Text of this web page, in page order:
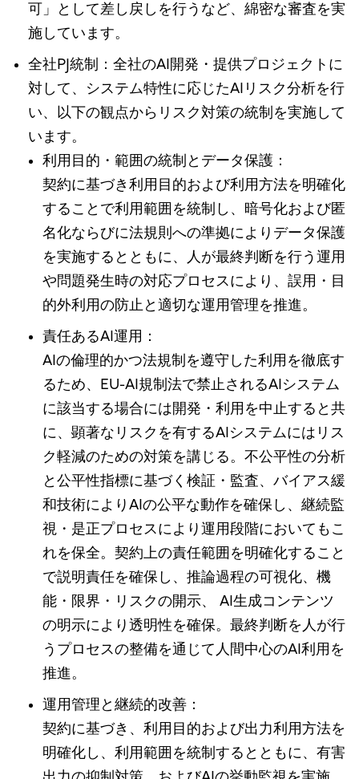
可」として差し戻しを行うなど、綿密な審査を実
施しています。
全社PJ統制：全社のAI開発・提供プロジェクトに
対して、システム特性に応じたAIリスク分析を行
い、以下の観点からリスク対策の統制を実施して
います。
利用目的・範囲の統制とデータ保護：
契約に基づき利用目的および利用方法を明確化
することで利用範囲を統制し、暗号化および匿
名化ならびに法規則への準拠によりデータ保護
を実施するとともに、人が最終判断を行う運用
や問題発生時の対応プロセスにより、誤用・目
的外利用の防止と適切な運用管理を推進。
責任あるAI運用：
AIの倫理的かつ法規制を遵守した利用を徹底す
るため、EU-AI規制法で禁止されるAIシステム
に該当する場合には開発・利用を中止すると共
に、顕著なリスクを有するAIシステムにはリス
ク軽減のための対策を講じる。不公平性の分析
と公平性指標に基づく検証・監査、バイアス緩
和技術によりAIの公平な動作を確保し、継続監
視・是正プロセスにより運用段階においてもこ
れを保全。契約上の責任範囲を明確化すること
で説明責任を確保し、推論過程の可視化、機
能・限界・リスクの開示、 AI生成コンテンツ
の明示により透明性を確保。最終判断を人が行
うプロセスの整備を通じて人間中心のAI利用を
推進。
運用管理と継続的改善：
契約に基づき、利用目的および出力利用方法を
明確化し、利用範囲を統制するとともに、有害